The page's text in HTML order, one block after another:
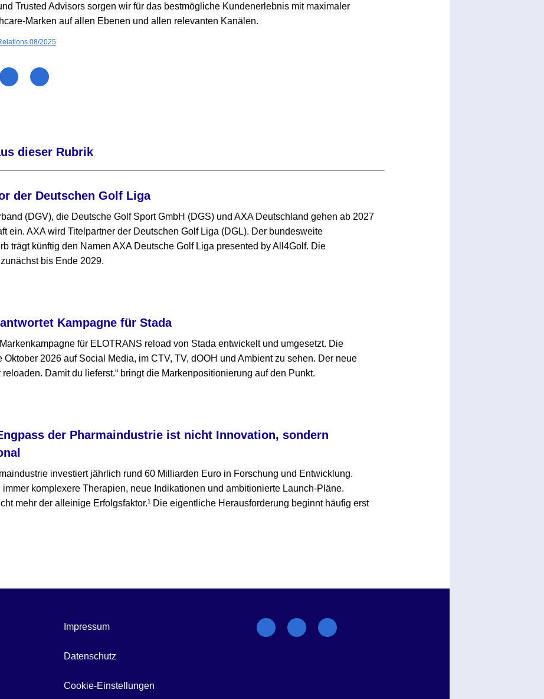
Trusted Advisors sorgen wir für das bestmögliche Kundenerlebnis mit maximaler
Marken auf allen Ebenen und allen relevanten Kanälen.
08/2025
dieser Rubrik
der Deutschen Golf Liga
(DGV), die Deutsche Golf Sport GmbH (DGS) und AXA Deutschland gehen ab 2027
ein. AXA wird Titelpartner der Deutschen Golf Liga (DGL). Der bundesweite
trägt künftig den Namen AXA Deutsche Golf Liga presented by All4Golf. Die
bis Ende 2029.
Kampagne für Stada
für ELOTRANS reload von Stada entwickelt und umgesetzt. Die
Oktober 2026 auf Social Media, im CTV, TV, dOOH und Ambient zu sehen. Der neue
reloaden. Damit du lieferst.“ bringt die Markenpositionierung auf den Punkt.
der Pharmaindustrie ist nicht Innovation, sondern
investiert jährlich rund 60 Milliarden Euro in Forschung und Entwicklung.
komplexere Therapien, neue Indikationen und ambitionierte Launch-Pläne.
mehr der alleinige Erfolgsfaktor.¹ Die eigentliche Herausforderung beginnt häufig erst
Impressum
Datenschutz
Cookie-Einstellungen